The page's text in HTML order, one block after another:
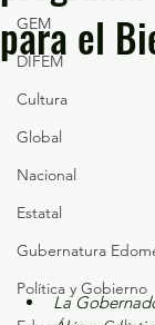
GEM
DIFEM
Cultura
Global
Nacional
Estatal
Gubernatura
Política y Gobierno
para el
La